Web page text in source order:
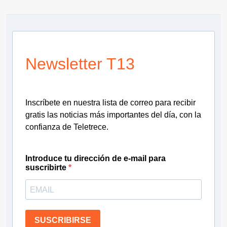
Newsletter T13
Inscríbete en nuestra lista de correo para recibir
gratis las noticias más importantes del día, con la
confianza de Teletrece.
Introduce tu dirección de e-mail para
suscribirte
SUSCRIBIRSE